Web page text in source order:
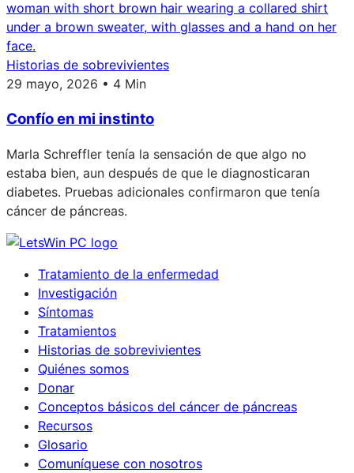
Historias de sobrevivientes
29 mayo, 2026 • 4 Min
Confío en mi instinto
Marla Schreffler tenía la sensación de que algo no
estaba bien, aun después de que le diagnosticaran
diabetes. Pruebas adicionales confirmaron que tenía
cáncer de páncreas.
Tratamiento de la enfermedad
Investigación
Síntomas
Tratamientos
Historias de sobrevivientes
Quiénes somos
Donar
Conceptos básicos del cáncer de páncreas
Recursos
Glosario
Comuníquese con nosotros